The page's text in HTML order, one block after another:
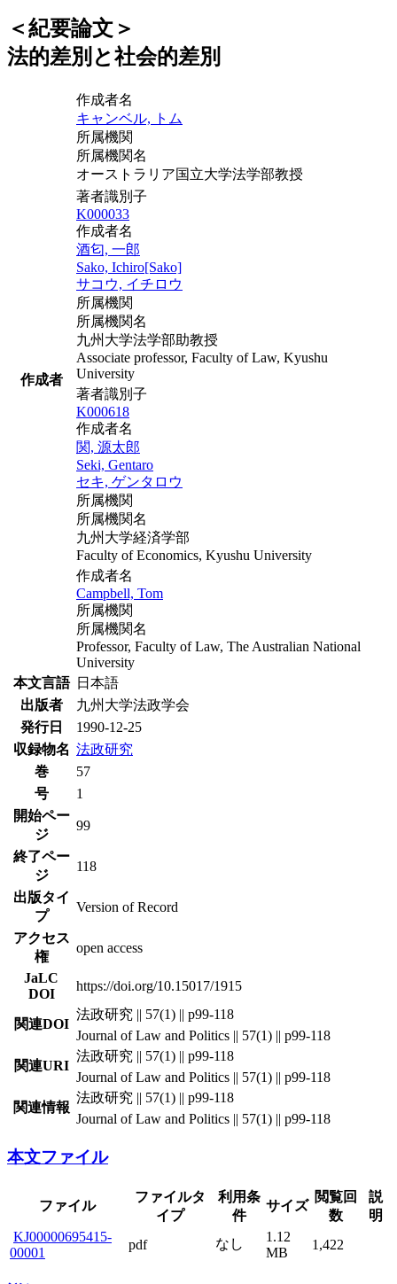
＜紀要論文＞
法的差別と社会的差別
作成者
作成者名
キャンベル, トム
所属機関
所属機関名
オーストラリア国立大学法学部教授
著者識別子
K000033
作成者名
酒匂, 一郎
Sako, Ichiro[Sako]
サコウ, イチロウ
所属機関
所属機関名
九州大学法学部助教授
Associate professor, Faculty of Law, Kyushu
University
著者識別子
K000618
作成者名
関, 源太郎
Seki, Gentaro
セキ, ゲンタロウ
所属機関
所属機関名
九州大学経済学部
Faculty of Economics, Kyushu University
作成者名
Campbell, Tom
所属機関
所属機関名
Professor, Faculty of Law, The Australian National
University
本文言語
日本語
出版者
九州大学法政学会
発行日
1990-12-25
収録物名 法政研究
巻
57
号
1
開始ペー
ジ
99
終了ペー
ジ
118
出版タイ
プ
Version of Record
アクセス
権
open access
JaLC
DOI
https://doi.org/10.15017/1915
関連DOI
法政研究 || 57(1) || p99-118
Journal of Law and Politics || 57(1) || p99-118
関連URI
法政研究 || 57(1) || p99-118
Journal of Law and Politics || 57(1) || p99-118
関連情報
法政研究 || 57(1) || p99-118
Journal of Law and Politics || 57(1) || p99-118
本文ファイル
ファイル
ファイルタ
イプ
利用条
件
サイズ
閲覧回
数
説
明
KJ00000695415-
00001
pdf なし
1.12
MB
1,422